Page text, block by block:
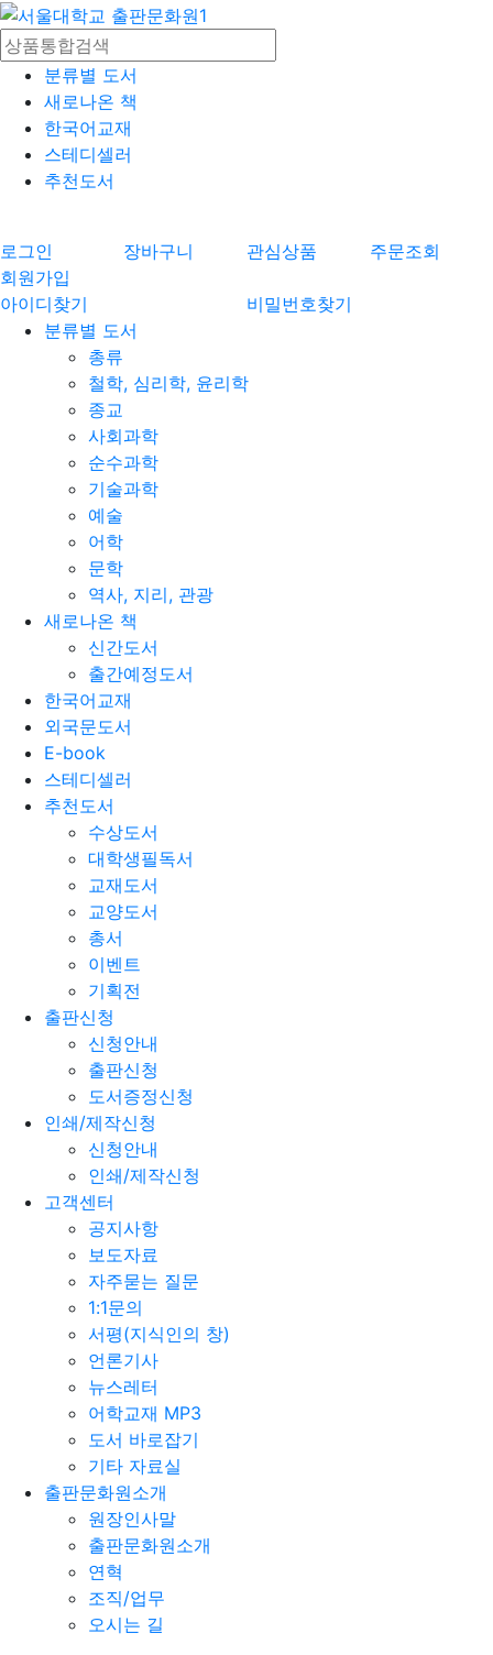
분류별 도서
새로나온 책
한국어교재
스테디셀러
추천도서
로그인 장바구니 관심상품
주문조회
회원가입
아이디찾기
비밀번호찾기
분류별 도서
총류
철학, 심리학, 윤리학
종교
사회과학
순수과학
기술과학
예술
어학
문학
역사, 지리, 관광
새로나온 책
신간도서
출간예정도서
한국어교재
외국문도서
E-book
스테디셀러
추천도서
수상도서
대학생필독서
교재도서
교양도서
총서
이벤트
기획전
출판신청
신청안내
출판신청
도서증정신청
인쇄/제작신청
신청안내
인쇄/제작신청
고객센터
공지사항
보도자료
자주묻는 질문
1:1문의
서평(지식인의 창)
언론기사
뉴스레터
어학교재 MP3
도서 바로잡기
기타 자료실
출판문화원소개
원장인사말
출판문화원소개
연혁
조직/업무
오시는 길